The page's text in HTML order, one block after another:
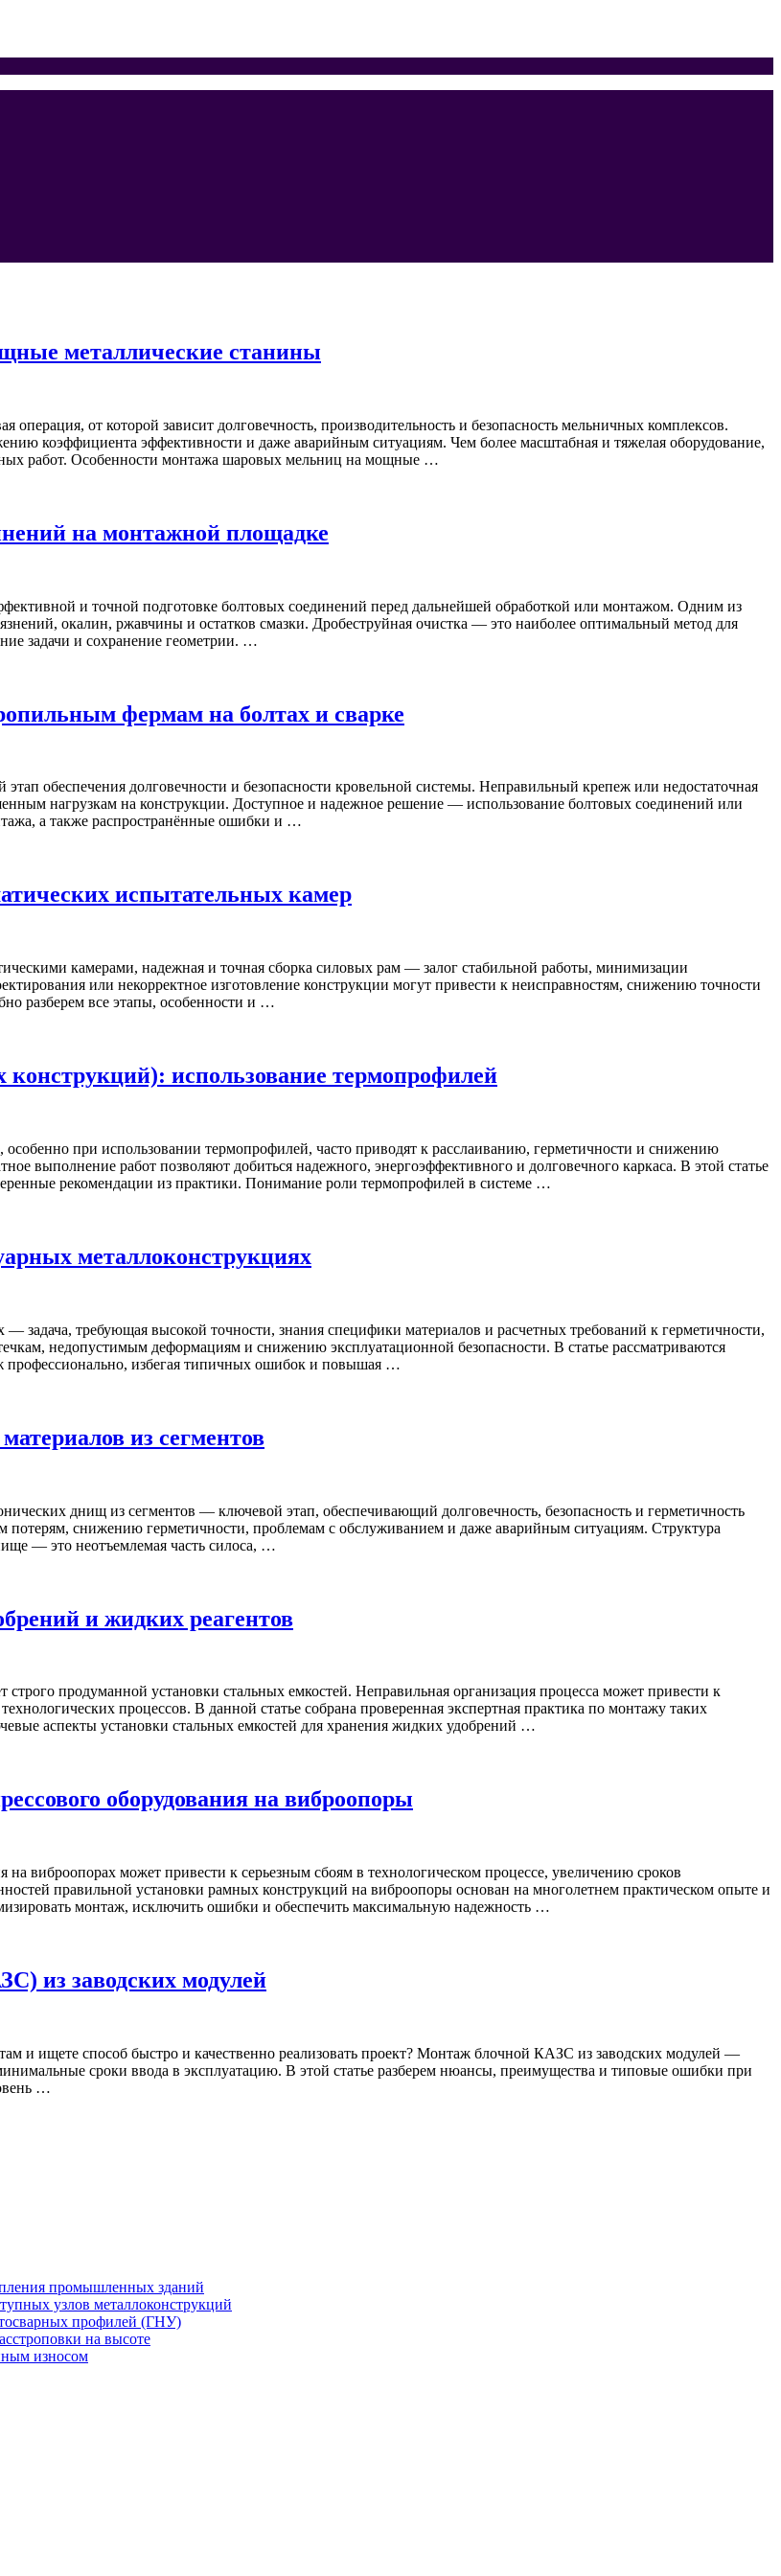
металлические станины
от которой зависит долговечность, производительность и безопасность мельничных комплексов.
коэффициента эффективности и даже аварийным ситуациям. Чем более масштабная и тяжелая оборудование,
работ. Особенности монтажа шаровых мельниц на мощные …
на монтажной площадке
и точной подготовке болтовых соединений перед дальнейшей обработкой или монтажом. Одним из
окалин, ржавчины и остатков смазки. Дробеструйная очистка — это наиболее оптимальный метод для
задачи и сохранение геометрии. …
фермам на болтах и сварке
обеспечения долговечности и безопасности кровельной системы. Неправильный крепеж или недостаточная
нагрузкам на конструкции. Доступное и надежное решение — использование болтовых соединений или
а также распространённые ошибки и …
испытательных камер
камерами, надежная и точная сборка силовых рам — залог стабильной работы, минимизации
или некорректное изготовление конструкции могут привести к неисправностям, снижению точности
разберем все этапы, особенности и …
использование термопрофилей
при использовании термопрофилей, часто приводят к расслаиванию, герметичности и снижению
выполнение работ позволяют добиться надежного, энергоэффективного и долговечного каркаса. В этой статье
рекомендации из практики. Понимание роли термопрофилей в системе …
металлоконструкциях
требующая высокой точности, знания специфики материалов и расчетных требований к герметичности,
недопустимым деформациям и снижению эксплуатационной безопасности. В статье рассматриваются
профессионально, избегая типичных ошибок и повышая …
из сегментов
днищ из сегментов — ключевой этап, обеспечивающий долговечность, безопасность и герметичность
снижению герметичности, проблемам с обслуживанием и даже аварийным ситуациям. Структура
— это неотъемлемая часть силоса, …
и жидких реагентов
продуманной установки стальных емкостей. Неправильная организация процесса может привести к
процессов. В данной статье собрана проверенная экспертная практика по монтажу таких
аспекты установки стальных емкостей для хранения жидких удобрений …
оборудования на виброопоры
виброопорах может привести к серьезным сбоям в технологическом процессе, увеличению сроков
правильной установки рамных конструкций на виброопоры основан на многолетнем практическом опыте и
монтаж, исключить ошибки и обеспечить максимальную надежность …
из заводских модулей
и ищете способ быстро и качественно реализовать проект? Монтаж блочной КАЗС из заводских модулей —
сроки ввода в эксплуатацию. В этой статье разберем нюансы, преимущества и типовые ошибки при
…
промышленных зданий
узлов металлоконструкций
профилей (ГНУ)
на высоте
износом